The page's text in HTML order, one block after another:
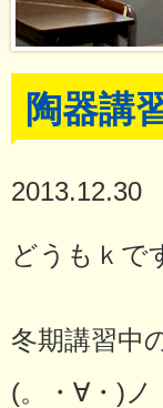
陶器講
2013.12.30
どうもｋで
冬期講習中
(。・∀・)ノ